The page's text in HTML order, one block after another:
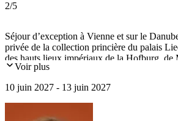
2/5
Séjour d’exception à Vienne et sur le
privée de la collection princière du palais
des hauts lieux impériaux de la Hofburg, de
croisière sur le Danube, hébergement en
Voir plus
10 juin 2027 - 13 juin 2027